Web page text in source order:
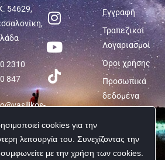
cookies για την
λειτουργία του. Συνεχίζοντας την
με την χρήση των cookies.
54629,
2310
847
Εγγραφή
Τραπεζικοί
Λογαριασμοί
Όροι χρήσης
Προσωπικά
δεδομένα